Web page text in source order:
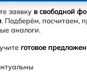
заявку в свободной
. Подберём, посчитаем,
аналоги.
готовое